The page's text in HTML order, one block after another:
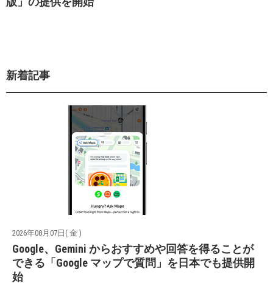
新着記事
2026年08月07日( 金 )
Google、Gemini からおすすめや回答を得ることが
できる「Google マップで質問」を日本でも提供開
始